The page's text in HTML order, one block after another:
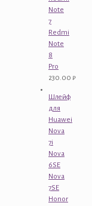
Note
7
Redmi
Note
8
Pro
230.00 ₽
Шлейф
для
Huawei
Nova
7i
Nova
6SE
Nova
7SE
Honor